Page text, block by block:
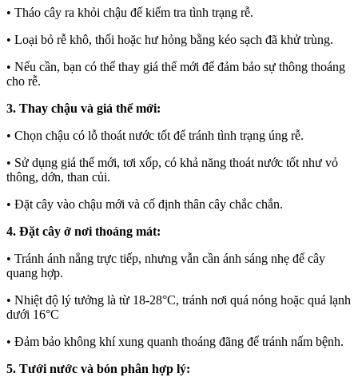
• Tháo cây ra khỏi chậu để kiểm tra tình trạng rễ.
• Loại bỏ rễ khô, thối hoặc hư hỏng bằng kéo sạch đã khử trùng.
• Nếu cần, bạn có thể thay giá thể mới để đảm bảo sự thông thoáng
cho rễ.
3. Thay chậu và giá thể mới:
• Chọn chậu có lỗ thoát nước tốt để tránh tình trạng úng rễ.
• Sử dụng giá thể mới, tơi xốp, có khả năng thoát nước tốt như vỏ
thông, dớn, than củi.
• Đặt cây vào chậu mới và cố định thân cây chắc chắn.
4. Đặt cây ở nơi thoáng mát:
• Tránh ánh nắng trực tiếp, nhưng vẫn cần ánh sáng nhẹ để cây
quang hợp.
• Nhiệt độ lý tưởng là từ 18-28°C, tránh nơi quá nóng hoặc quá lạnh
dưới 16°C
• Đảm bảo không khí xung quanh thoáng đãng để tránh nấm bệnh.
5. Tưới nước và bón phân hợp lý: